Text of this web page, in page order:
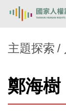
新生訓導處
主題探索
主題探索
鄭海樹